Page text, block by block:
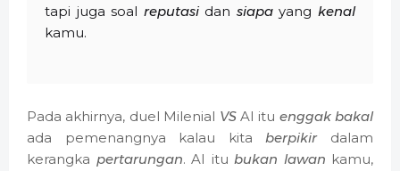
tapi juga soal reputasidan siapayangkenal
kamu.
Pada akhirnya, duel Milenial VSAI itu enggak bakal
ada pemenangnya kalau kitaberpikirdalam
kerangka pertarungan. AI itu bukan lawan kamu,